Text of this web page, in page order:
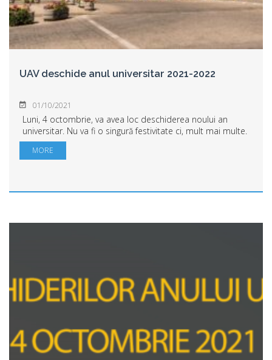
UAV deschide anul universitar 2021-2022
01/10/2021
Luni, 4 octombrie, va avea loc deschiderea noului an
universitar. Nu va fi o singură festivitate ci, mult mai multe.
Fiecare facultate va organiza propria întâlnire cu studenții
din anul I, cu respect...
MORE